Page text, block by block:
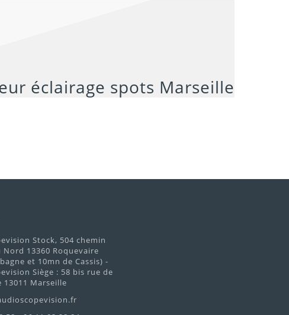
Stock, 504 chemin
Nord 13360 Roquevaire
et 10mn de Cassis) -
Siège : 58 bis rue de
13011 Marseille